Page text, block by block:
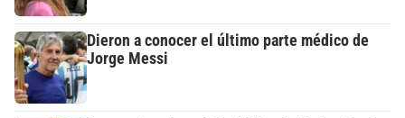
Dieron a conocer el último parte médico de
Jorge Messi